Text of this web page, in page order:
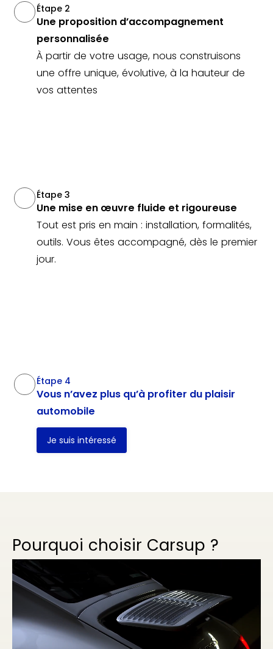
Étape 2
Une proposition d’accompagnement
personnalisée
À partir de votre usage, nous construisons
une offre unique, évolutive, à la hauteur de
vos attentes
Étape 3
Une mise en œuvre fluide et rigoureuse
Tout est pris en main : installation, formalités,
outils. Vous êtes accompagné, dès le premier
jour.
Étape 4
Vous n’avez plus qu’à profiter du plaisir
automobile
Je suis intéressé
Pourquoi choisir Carsup ?